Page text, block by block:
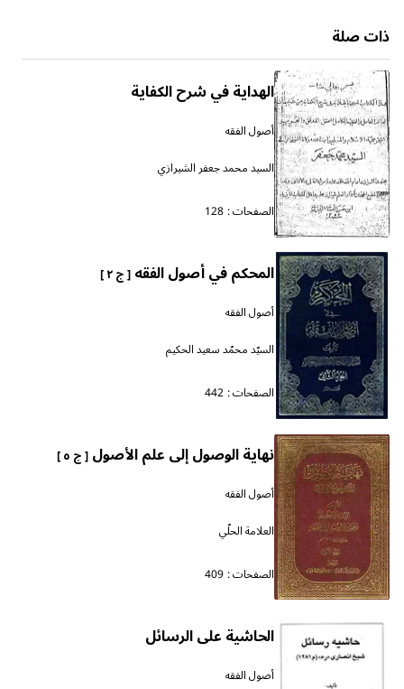
ذات صلة
الهداية في شرح الكفاية
أصول الفقه
السيد محمد جعفر الشيرازي
الصفحات : 128
المحكم في أصول الفقه[ ج ٢ ]
أصول الفقه
السيّد محمّد سعيد الحكيم
الصفحات : 442
نهاية الوصول إلى علم الأصول[ ج ٥ ]
أصول الفقه
العلامة الحلّي
الصفحات : 409
الحاشية على الرسائل
أصول الفقه